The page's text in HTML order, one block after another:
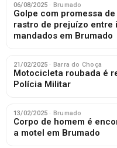
06/08/2025 · Brumado
Golpe com promessa
rastro de prejuízo entre
mandados em Brumado
21/02/2025 · Barra do Choça
Motocicleta roubada é
Polícia Militar
13/02/2025 · Brumado
Corpo de homem é
a motel em Brumado